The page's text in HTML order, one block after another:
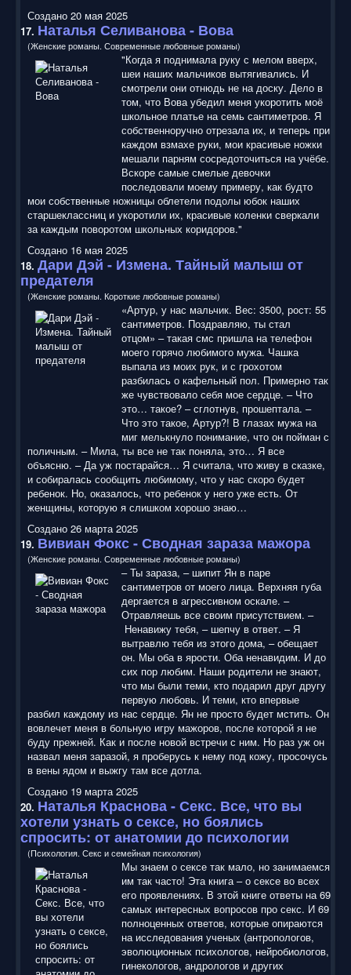
Создано 20 мая 2025
17. Наталья Селиванова - Вова
(Женские романы. Современные любовные романы)
"Когда я поднимала руку с мелом вверх,
шеи наших мальчиков вытягивались. И
смотрели они отнюдь не на доску. Дело в
том, что Вова убедил меня укоротить моё
школьное платье на семь сантиметров. Я
собственноручно отрезала их, и теперь при
каждом взмахе руки, мои красивые ножки
мешали парням сосредоточиться на учёбе.
Вскоре самые смелые девочки
последовали моему примеру, как будто
мои собственные ножницы облетели подолы юбок наших
старшеклассниц и укоротили их, красивые коленки сверкали
за каждым поворотом школьных коридоров."
Создано 16 мая 2025
18. Дари Дэй - Измена. Тайный малыш от
предателя
(Женские романы. Короткие любовные романы)
«Артур, у нас мальчик. Вес: 3500, рост: 55
сантиметров. Поздравляю, ты стал
отцом» – такая смс пришла на телефон
моего горячо любимого мужа. Чашка
выпала из моих рук, и с грохотом
разбилась о кафельный пол. Примерно так
же чувствовало себя мое сердце. – Что
это… такое? – сглотнув, прошептала. –
Что это такое, Артур?! В глазах мужа на
миг мелькнуло понимание, что он пойман с
поличным. – Мила, ты все не так поняла, это… Я все
объясню. – Да уж постарайся… Я считала, что живу в сказке,
и собиралась сообщить любимому, что у нас скоро будет
ребенок. Но, оказалось, что ребенок у него уже есть. От
женщины, которую я слишком хорошо знаю…
Создано 26 марта 2025
19. Вивиан Фокс - Сводная зараза мажора
(Женские романы. Современные любовные романы)
– Ты зараза, – шипит Ян в паре
сантиметров от моего лица. Верхняя губа
дергается в агрессивном оскале. –
Отравляешь все своим присутствием. –
Ненавижу тебя, – шепчу в ответ. – Я
вытравлю тебя из этого дома, – обещает
он. Мы оба в ярости. Оба ненавидим. И до
сих пор любим. Наши родители не знают,
что мы были теми, кто подарил друг другу
первую любовь. И теми, кто впервые
разбил каждому из нас сердце. Ян не просто будет мстить. Он
вовлечет меня в больную игру мажоров, после которой я не
буду прежней. Как и после новой встречи с ним. Но раз уж он
назвал меня заразой, я проберусь к нему под кожу, просочусь
в вены ядом и выжгу там все дотла.
Создано 19 марта 2025
20. Наталья Краснова - Секс. Все, что вы
хотели узнать о сексе, но боялись
спросить: от анатомии до психологии
(Психология. Секс и семейная психология)
Мы знаем о сексе так мало, но занимаемся
им так часто! Эта книга – о сексе во всех
его проявлениях. В этой книге ответы на 69
самых интересных вопросов про секс. И 69
полноценных ответов, которые опираются
на исследования ученых (антропологов,
эволюционных психологов, нейробиологов,
гинекологов, андрологов и других